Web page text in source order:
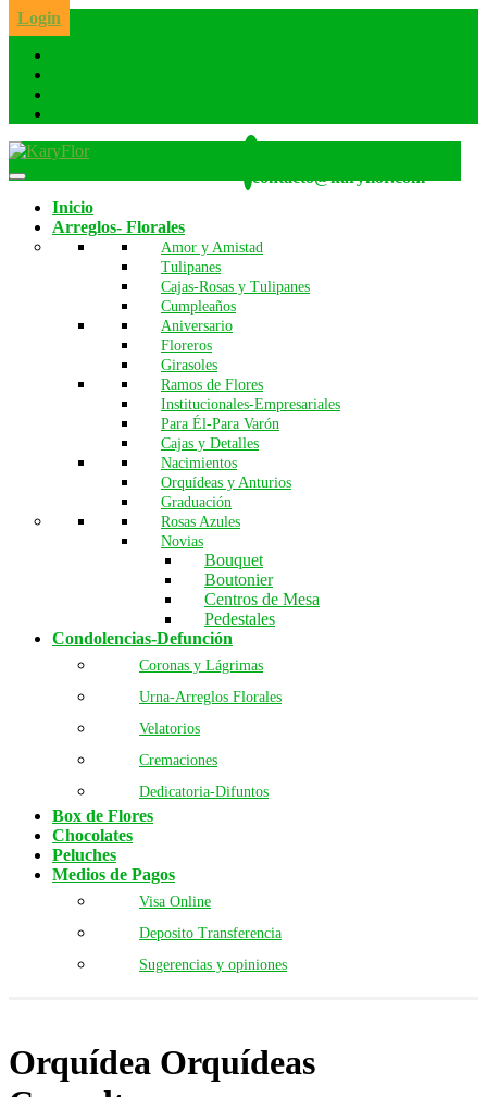
Skip
to
content
Login
contacto@karyflor.com
Inicio
Arreglos- Florales
Amor y Amistad
Tulipanes
Cajas-Rosas y Tulipanes
Cumpleaños
Aniversario
Floreros
Girasoles
Ramos de Flores
Institucionales-Empresariales
Para Él-Para Varón
Cajas y Detalles
Nacimientos
Orquídeas y Anturios
Graduación
Rosas Azules
Novias
Bouquet
Boutonier
Centros de Mesa
Pedestales
Condolencias-Defunción
Coronas y Lágrimas
Urna-Arreglos Florales
Velatorios
Cremaciones
Dedicatoria-Difuntos
Box de Flores
Chocolates
Peluches
Medios de Pagos
Visa Online
Deposito Transferencia
Sugerencias y opiniones
Orquídea Orquídeas